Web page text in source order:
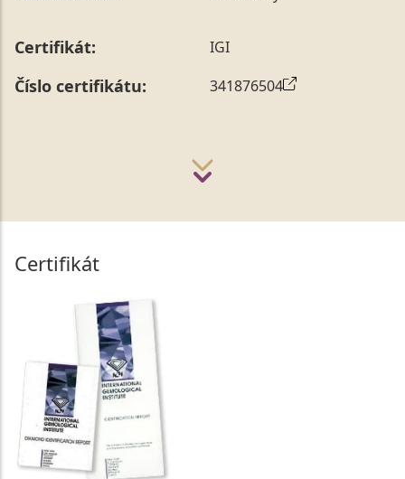
Certifikát: IGI
Číslo certifikátu: 341876504
Certifikát